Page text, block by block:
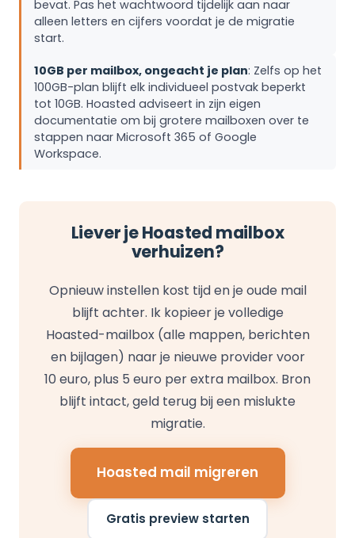
bevat. Pas het wachtwoord tijdelijk aan naar
alleen letters en cijfers voordat je de migratie
start.
10GB per mailbox, ongeacht je plan: Zelfs op het
100GB-plan blijft elk individueel postvak beperkt
tot 10GB. Hoasted adviseert in zijn eigen
documentatie om bij grotere mailboxen over te
stappen naar Microsoft 365 of Google
Workspace.
Liever je Hoasted mailbox
verhuizen?
Opnieuw instellen kost tijd en je oude mail
blijft achter. Ik kopieer je volledige
Hoasted-mailbox (alle mappen, berichten
en bijlagen) naar je nieuwe provider voor
10 euro, plus 5 euro per extra mailbox. Bron
blijft intact, geld terug bij een mislukte
migratie.
Hoasted mail migreren
Gratis preview starten